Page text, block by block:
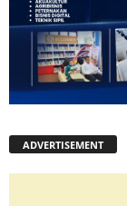
ADVERTISEMENT